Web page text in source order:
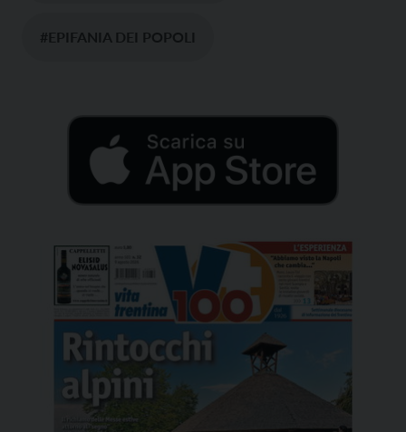
#EPIFANIA DEI POPOLI